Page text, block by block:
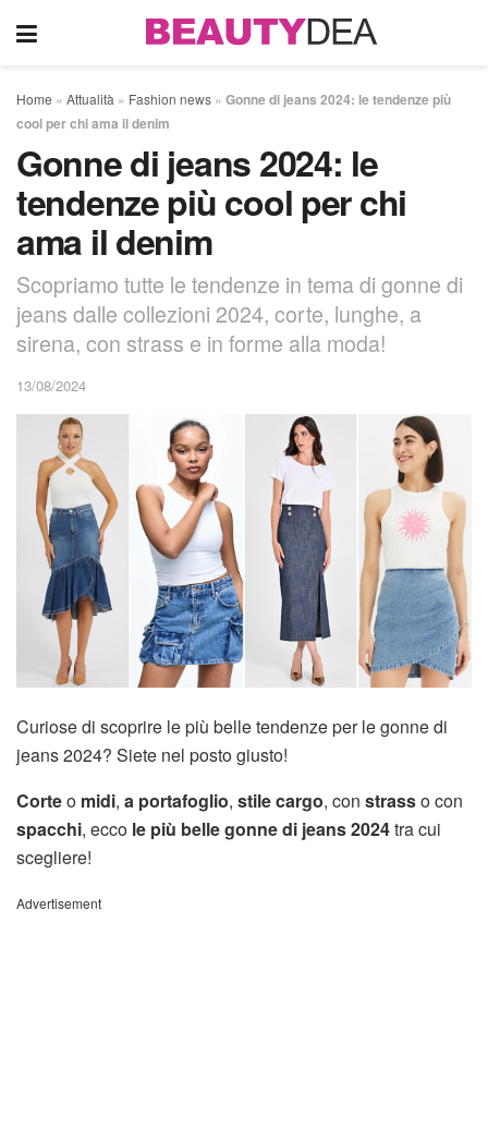
Home » Attualità » Fashion news » Gonne di jeans 2024: le tendenze più
cool per chi ama il denim
Gonne di jeans 2024: le
tendenze più cool per chi
ama il denim
Scopriamo tutte le tendenze in tema di gonne di
jeans dalle collezioni 2024, corte, lunghe, a
sirena, con strass e in forme alla moda!
13/08/2024
Curiose di scoprire le più belle tendenze per le gonne di
jeans 2024? Siete nel posto giusto!
Corteo midi, a portafoglio, stile cargo, con strasso con
spacchi, ecco le più belle gonne di jeans 2024tra cui
scegliere!
Advertisement